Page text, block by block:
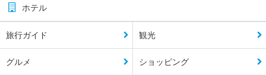
ホテル
旅行ガイド 観光
グルメ ショッピング